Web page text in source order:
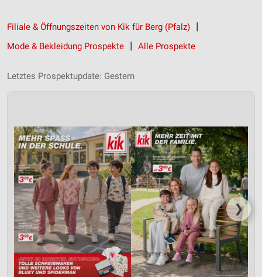
Filiale & Öffnungszeiten von Kik für Berg (Pfalz)
Mode & Bekleidung Prospekte
Alle Prospekte
Letztes Prospektupdate: Gestern
❯